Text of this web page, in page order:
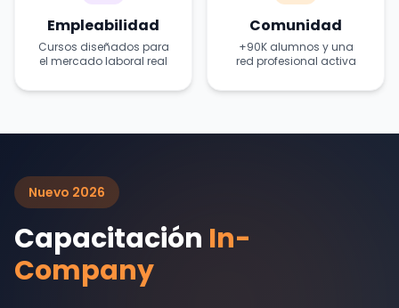
Empleabilidad
Cursos diseñados para
el mercado laboral real
Comunidad
+90K alumnos y una
red profesional activa
Nuevo 2026
Capacitación In-
Company